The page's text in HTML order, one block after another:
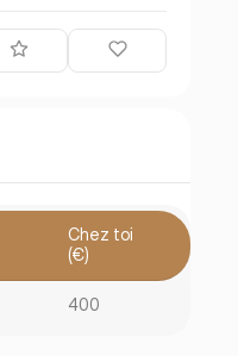
Chez toi
(€)
400